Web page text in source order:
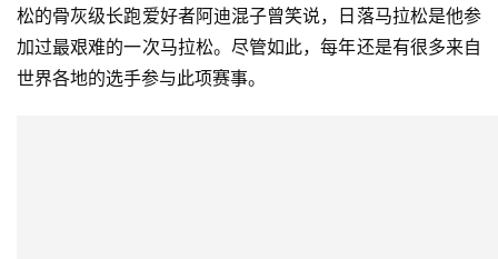
松的骨灰级长跑爱好者阿迪混子曾笑说，日落马拉松是他参
加过最艰难的一次马拉松。尽管如此，每年还是有很多来自
世界各地的选手参与此项赛事。